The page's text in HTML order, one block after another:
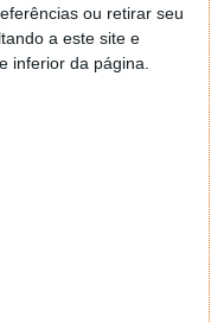
ou retirar seu
a este site e
inferior da página.